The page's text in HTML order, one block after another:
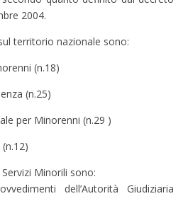
2004.
territorio nazionale sono:
(n.18)
(n.25)
per Minorenni (n.29 )
Minorili sono:
dell’Autorità Giudiziaria